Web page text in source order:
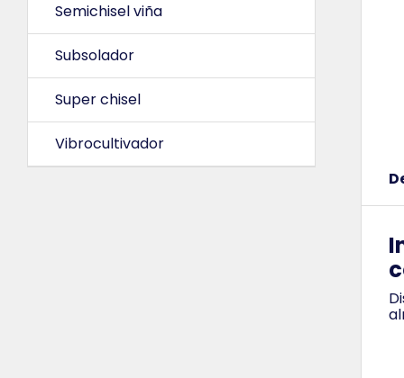
Semichisel viña
Subsolador
Super chisel
Vibrocultivador